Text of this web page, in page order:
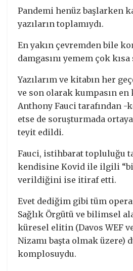
Pandemi henüz başlarken
yazıların toplamıydı.
En yakın çevremden bile
damgasını yemem çok
Yazılarım ve kitabın her
ve son olarak kumpasın en
Anthony Fauci tarafından
etse de soruşturmada
teyit edildi.
Fauci, istihbarat topluluğu
kendisine Kovid ile ilgili
verildiğini ise itiraf etti.
Evet dediğim gibi tüm
Sağlık Örgütü ve bilimsel
küresel elitin (Davos WEF
Nizamı başta olmak üzere)
komplosuydu.